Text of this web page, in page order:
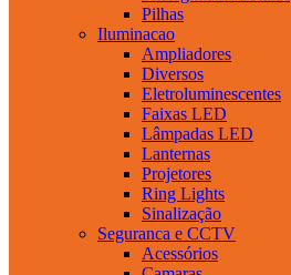
Pilhas
Iluminacao
Ampliadores
Diversos
Eletroluminescentes
Faixas LED
Lâmpadas LED
Lanternas
Projetores
Ring Lights
Sinalização
Seguranca e CCTV
Acessórios